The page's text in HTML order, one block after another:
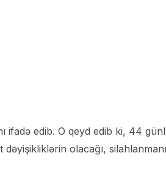
ifadə edib. O qeyd edib ki, 44
olacağı,